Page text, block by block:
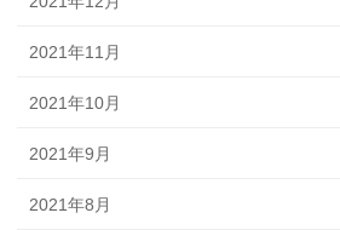
2021年11月
2021年10月
2021年9月
2021年8月